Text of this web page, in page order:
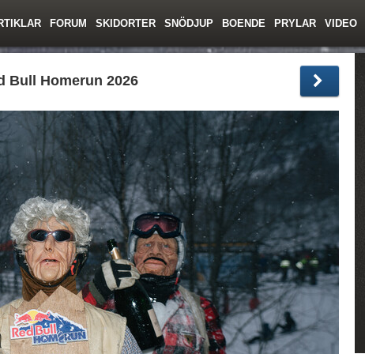
FORUM SKIDORTER SNÖDJUP BOENDE PRYLAR VIDEO
Bull Homerun 2026